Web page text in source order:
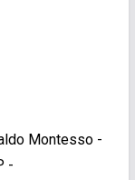
Montesso -
-